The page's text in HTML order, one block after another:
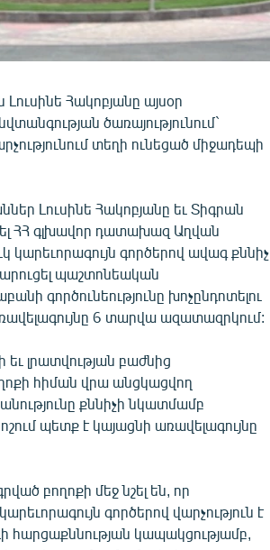
Հակոբյանը այսօր
ծառայությունում`
տեղի ունեցած միջադեպի
Լուսինե Հակոբյանը եւ Տիգրան
ՀՀ գլխավոր դատախազ Աղվան
գործերով ավագ քննիչ
պաշտոնեական
գործունեությունը խոչընդոտելու
6 տարվա ազատազրկում:
լրատվության բաժնից
հիման վրա անցկացվող
քննիչի նկատմամբ
պետք է կայացնի առավելագույնը
բողոքի մեջ նշել են, որ
գործերով վարչություն է
հարցաքննության կապակցությամբ,